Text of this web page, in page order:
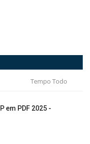
Tempo Todo
em PDF 2025 -